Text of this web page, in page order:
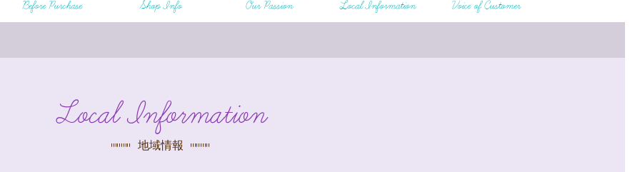
駅から
Before Purchase Shop Info
荻窪店
Our Passion Local Information Voice of Customer
Local Information
地域情報